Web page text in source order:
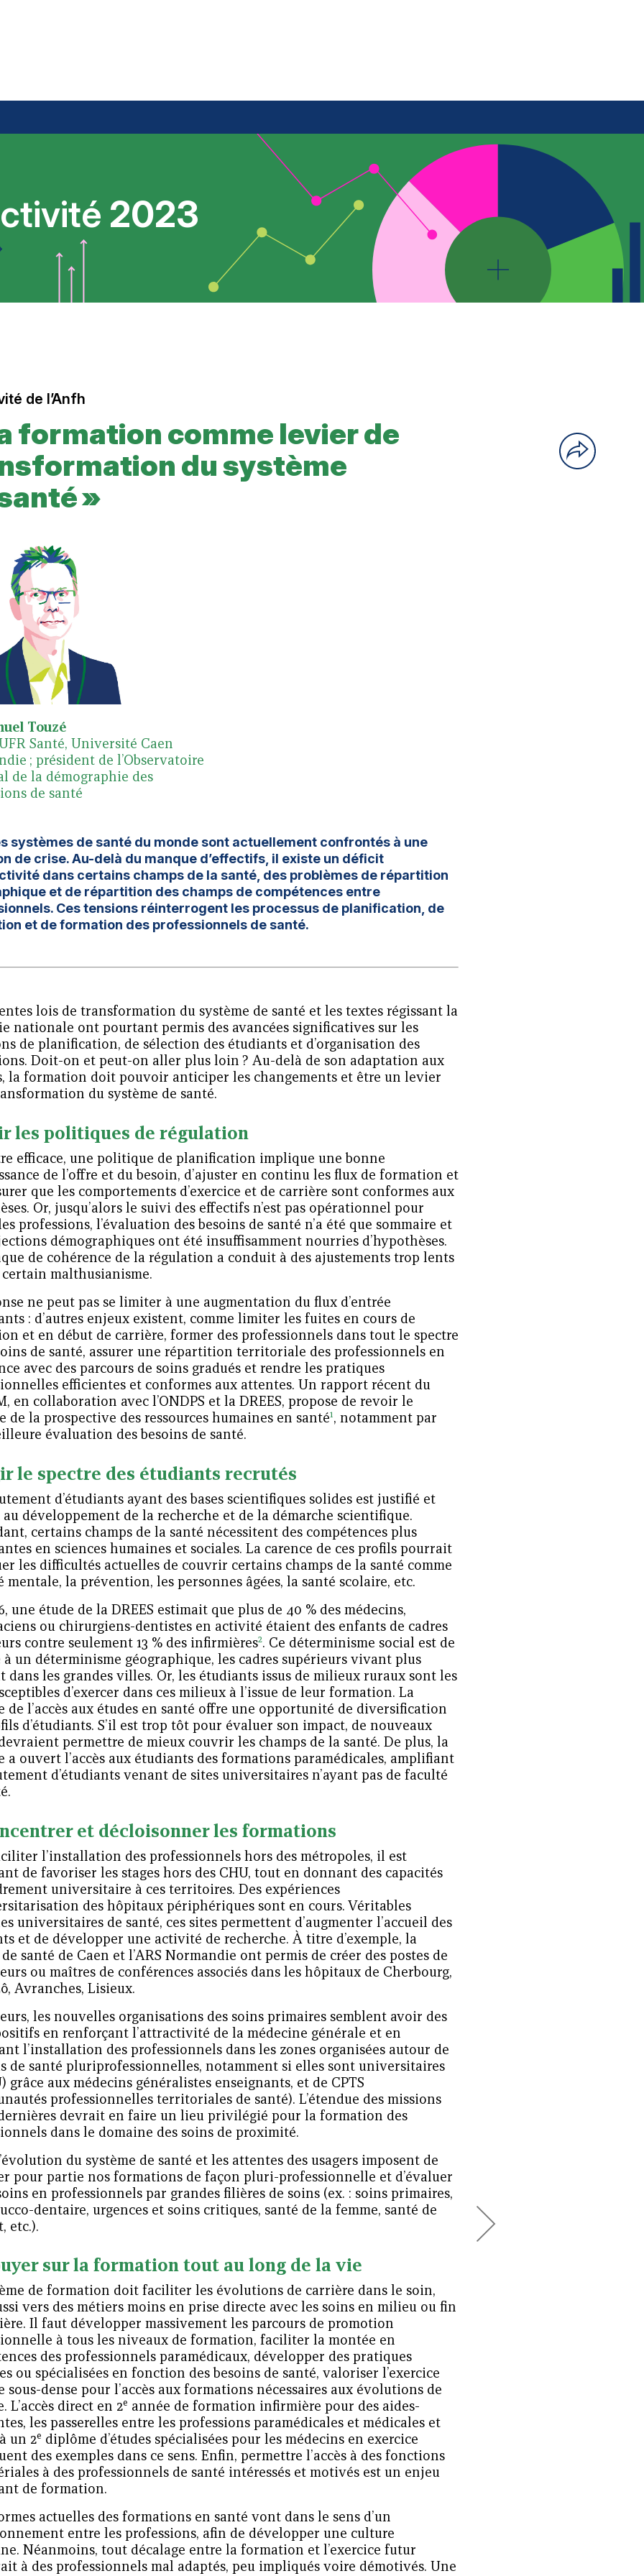
2023
de l’Anfh
formation comme levier de
du système
»
Touzé
Santé, Université Caen
; président de l’Observatoire
de la démographie des
de santé
systèmes de santé du monde sont actuellement confrontés à une
de crise. Au-delà du manque d’effectifs, il existe un déficit
dans certains champs de la santé, des problèmes de répartition
et de répartition des champs de compétences entre
Ces tensions réinterrogent les processus de planification, de
et de formation des professionnels de santé.
lois de transformation du système de santé et les textes régissant la
nationale ont pourtant permis des avancées significatives sur les
de planification, de sélection des étudiants et d’organisation des
Doit-on et peut-on aller plus loin ? Au-delà de son adaptation aux
la formation doit pouvoir anticiper les changements et être un levier
du système de santé.
les politiques de régulation
efficace, une politique de planification implique une bonne
de l’offre et du besoin, d’ajuster en continu les flux de formation et
que les comportements d’exercice et de carrière sont conformes aux
Or, jusqu’alors le suivi des effectifs n’est pas opérationnel pour
professions, l’évaluation des besoins de santé n’a été que sommaire et
démographiques ont été insuffisamment nourries d’hypothèses.
de cohérence de la régulation a conduit à des ajustements trop lents
malthusianisme.
ne peut pas se limiter à une augmentation du flux d’entrée
: d’autres enjeux existent, comme limiter les fuites en cours de
et en début de carrière, former des professionnels dans tout le spectre
de santé, assurer une répartition territoriale des professionnels en
avec des parcours de soins gradués et rendre les pratiques
efficientes et conformes aux attentes. Un rapport récent du
en collaboration avec l’ONDPS et la DREES, propose de revoir le
de la prospective des ressources humaines en santé1, notamment par
évaluation des besoins de santé.
le spectre des étudiants recrutés
d’étudiants ayant des bases scientifiques solides est justifié et
développement de la recherche et de la démarche scientifique.
certains champs de la santé nécessitent des compétences plus
en sciences humaines et sociales. La carence de ces profils pourrait
les difficultés actuelles de couvrir certains champs de la santé comme
mentale, la prévention, les personnes âgées, la santé scolaire, etc.
une étude de la DREES estimait que plus de 40 % des médecins,
ou chirurgiens-dentistes en activité étaient des enfants de cadres
contre seulement 13 % des infirmières2. Ce déterminisme social est de
un déterminisme géographique, les cadres supérieurs vivant plus
dans les grandes villes. Or, les étudiants issus de milieux ruraux sont les
d’exercer dans ces milieux à l’issue de leur formation. La
de l’accès aux études en santé offre une opportunité de diversification
d’étudiants. S’il est trop tôt pour évaluer son impact, de nouveaux
permettre de mieux couvrir les champs de la santé. De plus, la
a ouvert l’accès aux étudiants des formations paramédicales, amplifiant
d’étudiants venant de sites universitaires n’ayant pas de faculté
et décloisonner les formations
l’installation des professionnels hors des métropoles, il est
de favoriser les stages hors des CHU, tout en donnant des capacités
universitaire à ces territoires. Des expériences
des hôpitaux périphériques sont en cours. Véritables
universitaires de santé, ces sites permettent d’augmenter l’accueil des
et de développer une activité de recherche. À titre d’exemple, la
santé de Caen et l’ARS Normandie ont permis de créer des postes de
ou maîtres de conférences associés dans les hôpitaux de Cherbourg,
Avranches, Lisieux.
les nouvelles organisations des soins primaires semblent avoir des
en renforçant l’attractivité de la médecine générale et en
l’installation des professionnels dans les zones organisées autour de
de santé pluriprofessionnelles, notamment si elles sont universitaires
grâce aux médecins généralistes enseignants, et de CPTS
professionnelles territoriales de santé). L’étendue des missions
devrait en faire un lieu privilégié pour la formation des
dans le domaine des soins de proximité.
du système de santé et les attentes des usagers imposent de
pour partie nos formations de façon pluri-­professionnelle et d’évaluer
en professionnels par grandes filières de soins (ex. : soins primaires,
dentaire, urgences et soins critiques, santé de la femme, santé de
etc.).
sur la formation tout au long de la vie
de formation doit faciliter les évolutions de carrière dans le soin,
vers des métiers moins en prise directe avec les soins en milieu ou fin
Il faut développer massivement les parcours de promotion
à tous les niveaux de formation, faciliter la montée en
des professionnels paramédicaux, développer des pratiques
ou spécialisées en fonction des besoins de santé, valoriser l’exercice
sous-dense pour l’accès aux formations nécessaires aux évolutions de
L’accès direct en 2e année de formation infirmière pour des aides-
les passerelles entre les professions paramédicales et médicales et
un 2e diplôme d’études spécialisées pour les médecins en exercice
des exemples dans ce sens. Enfin, permettre l’accès à des fonctions
à des professionnels de santé intéressés et motivés est un enjeu
de formation.
actuelles des formations en santé vont dans le sens d’un
entre les professions, afin de développer une culture
Néanmoins, tout décalage entre la formation et l’exercice futur
à des professionnels mal adaptés, peu impliqués voire démotivés. Une